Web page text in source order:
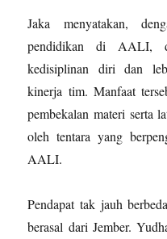
Jaka menyatakan,
pendidikan di AALI,
kedisiplinan diri dan
kinerja tim. Manfaat
pembekalan materi serta
oleh tentara yang
AALI.
Pendapat tak jauh
berasal dari Jember.